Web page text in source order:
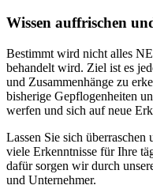
Wissen auffrischen
Bestimmt wird nicht alles
behandelt wird. Ziel ist es
und Zusammenhänge zu
bisherige Gepflogenheiten
werfen und sich auf neue
Lassen Sie sich überraschen
viele Erkenntnisse für Ihre
dafür sorgen wir durch
und Unternehmer.